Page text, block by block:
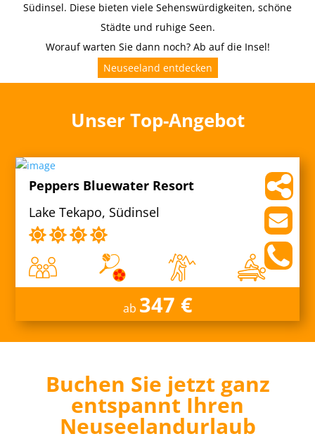
Südinsel. Diese bieten viele Sehenswürdigkeiten, schöne
Städte und ruhige Seen.
Worauf warten Sie dann noch? Ab auf die Insel!
Neuseeland entdecken
Unser Top-Angebot
Peppers Bluewater Resort
Lake Tekapo, Südinsel
ab 347 €
Buchen Sie jetzt ganz
entspannt Ihren
Neuseelandurlaub